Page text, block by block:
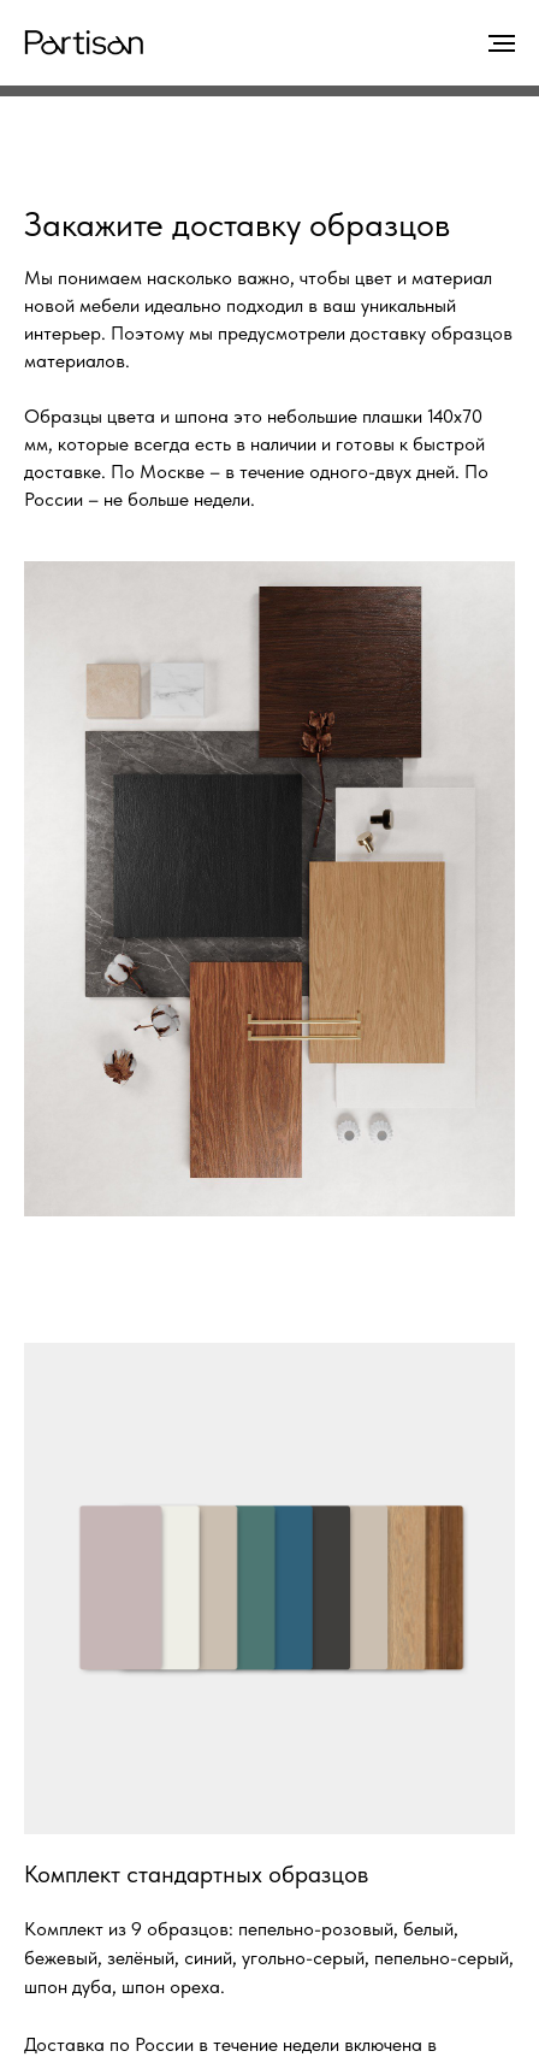
Закажите доставку образцов
Мы понимаем насколько важно, чтобы цвет и материал
новой мебели идеально подходил в ваш уникальный
интерьер. Поэтому мы предусмотрели доставку образцов
материалов.
Образцы цвета и шпона это небольшие плашки 140х70
мм, которые всегда есть в наличии и готовы к быстрой
доставке. По Москве – в течение одного-двух дней. По
России – не больше недели.
Комплект стандартных образцов
Комплект из 9 образцов: пепельно-розовый, белый,
бежевый, зелёный, синий, угольно-серый, пепельно-серый,
шпон дуба, шпон ореха.
Доставка по России в течение недели включена в